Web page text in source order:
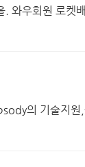
와우회원 로켓
의 기술지원